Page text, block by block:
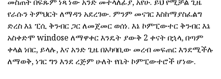
የራሱን ትምህርት ለማዳን አደረገው. ምንም መናገር እስከማያስፈልግ
ድረስ እኔ ፒሲ ቅንብር ጋር ለመጀመር ወሰነ. እኔ ኮምፒውተር ቅንብር እኔ
አስቀድሞ windose ለማዋቀር እንዴት ያውቅ 2 ቀናት በኋላ, በጣም
ቀላል ነበር, ይላሉ, እና አንድ ጊዜ በአካባቢው መረብ መፍጠር እንደሚችሉ
ለማወቅ, ነገር ግን እንደ ረጅም ሁለት የቤት ኮምፒውተሮች ሆነው.